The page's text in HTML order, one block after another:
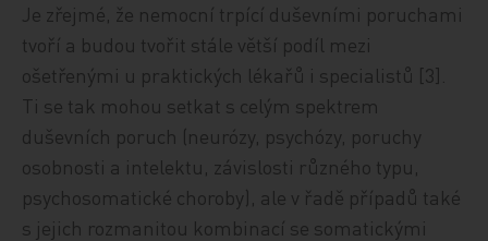
Je zřejmé, že nemocní trpící duševními poruchami
tvoří a budou tvořit stále větší podíl mezi
ošetřenými u praktických lékařů i specialistů [3].
Ti se tak mohou setkat s celým spektrem
duševních poruch (neurózy, psychózy, poruchy
osobnosti a intelektu, závislosti různého typu,
psychosomatické choroby), ale v řadě případů také
s jejich rozmanitou kombinací se somatickými